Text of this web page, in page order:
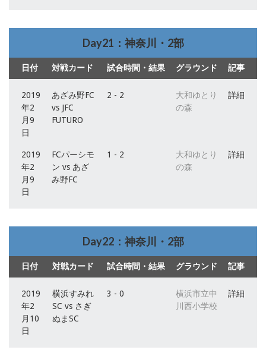
Day21：神奈川・2部
日付 対戦カード 試合時間・結果 グラウンド 記事
2019
年2
月9
日
あざみ野FC
vs JFC
FUTURO
2 - 2
大和ゆとり
の森
詳細
2019
年2
月9
日
FCパーシモ
ン vs あざ
み野FC
1 - 2
大和ゆとり
の森
詳細
Day22：神奈川・2部
日付 対戦カード 試合時間・結果 グラウンド 記事
2019
年2
月10
日
横浜すみれ
SC vs さぎ
ぬまSC
3 - 0
横浜市立中
川西小学校
詳細